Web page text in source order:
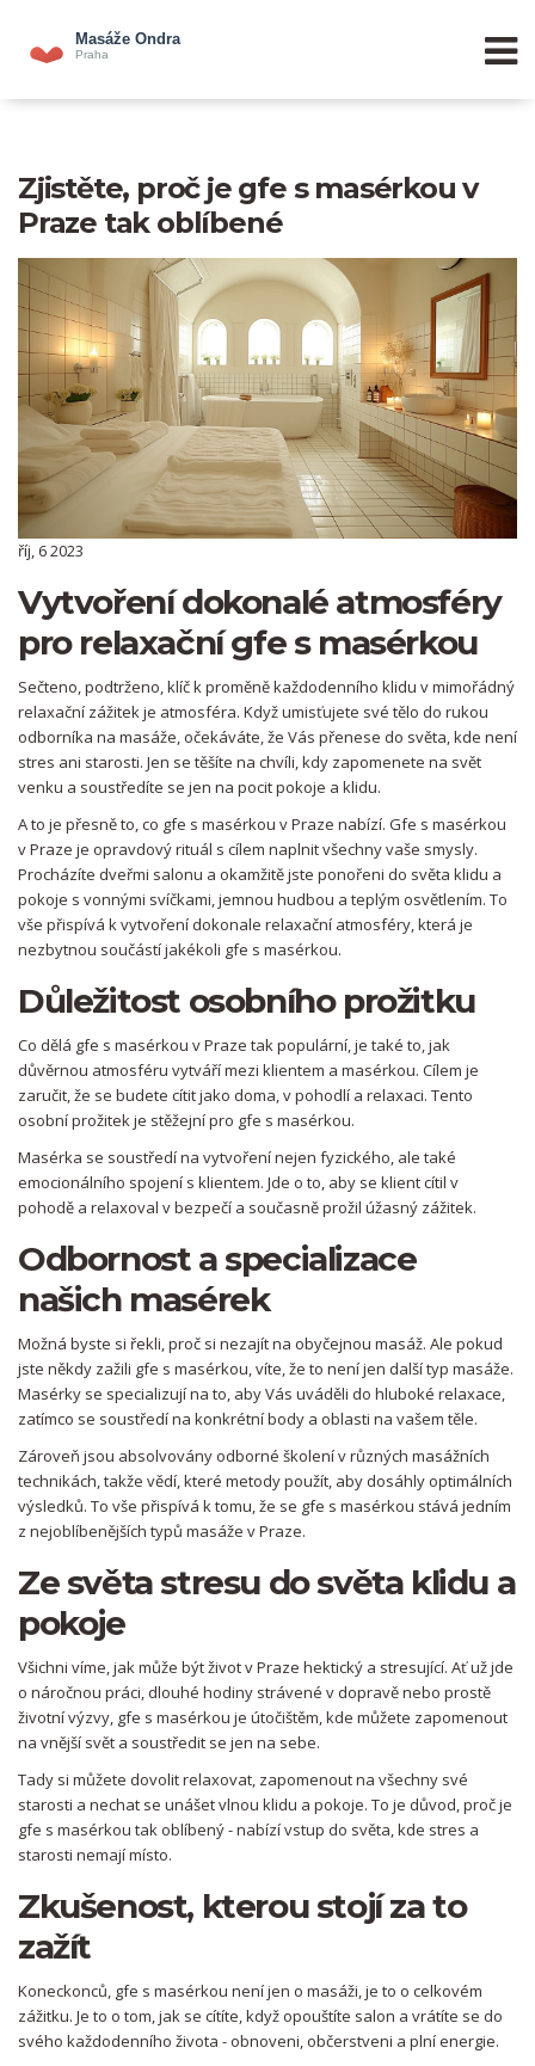
Zjistěte, proč je gfe s masérkou v
Praze tak oblíbené
říj, 6 2023
Vytvoření dokonalé atmosféry
pro relaxační gfe s masérkou
Sečteno, podtrženo, klíč k proměně každodenního klidu v mimořádný
relaxační zážitek je atmosféra. Když umisťujete své tělo do rukou
odborníka na masáže, očekáváte, že Vás přenese do světa, kde není
stres ani starosti. Jen se těšíte na chvíli, kdy zapomenete na svět
venku a soustředíte se jen na pocit pokoje a klidu.
A to je přesně to, co gfe s masérkou v Praze nabízí. Gfe s masérkou
v Praze je opravdový rituál s cílem naplnit všechny vaše smysly.
Procházíte dveřmi salonu a okamžitě jste ponořeni do světa klidu a
pokoje s vonnými svíčkami, jemnou hudbou a teplým osvětlením. To
vše přispívá k vytvoření dokonale relaxační atmosféry, která je
nezbytnou součástí jakékoli gfe s masérkou.
Důležitost osobního prožitku
Co dělá gfe s masérkou v Praze tak populární, je také to, jak
důvěrnou atmosféru vytváří mezi klientem a masérkou. Cílem je
zaručit, že se budete cítit jako doma, v pohodlí a relaxaci. Tento
osobní prožitek je stěžejní pro gfe s masérkou.
Masérka se soustředí na vytvoření nejen fyzického, ale také
emocionálního spojení s klientem. Jde o to, aby se klient cítil v
pohodě a relaxoval v bezpečí a současně prožil úžasný zážitek.
Odbornost a specializace
našich masérek
Možná byste si řekli, proč si nezajít na obyčejnou masáž. Ale pokud
jste někdy zažili gfe s masérkou, víte, že to není jen další typ masáže.
Masérky se specializují na to, aby Vás uváděli do hluboké relaxace,
zatímco se soustředí na konkrétní body a oblasti na vašem těle.
Zároveň jsou absolvovány odborné školení v různých masážních
technikách, takže vědí, které metody použít, aby dosáhly optimálních
výsledků. To vše přispívá k tomu, že se gfe s masérkou stává jedním
z nejoblíbenějších typů masáže v Praze.
Ze světa stresu do světa klidu a
pokoje
Všichni víme, jak může být život v Praze hektický a stresující. Ať už jde
o náročnou práci, dlouhé hodiny strávené v dopravě nebo prostě
životní výzvy, gfe s masérkou je útočištěm, kde můžete zapomenout
na vnější svět a soustředit se jen na sebe.
Tady si můžete dovolit relaxovat, zapomenout na všechny své
starosti a nechat se unášet vlnou klidu a pokoje. To je důvod, proč je
gfe s masérkou tak oblíbený - nabízí vstup do světa, kde stres a
starosti nemají místo.
Zkušenost, kterou stojí za to
zažít
Koneckonců, gfe s masérkou není jen o masáži, je to o celkovém
zážitku. Je to o tom, jak se cítíte, když opouštíte salon a vrátíte se do
svého každodenního života - obnoveni, občerstveni a plní energie.